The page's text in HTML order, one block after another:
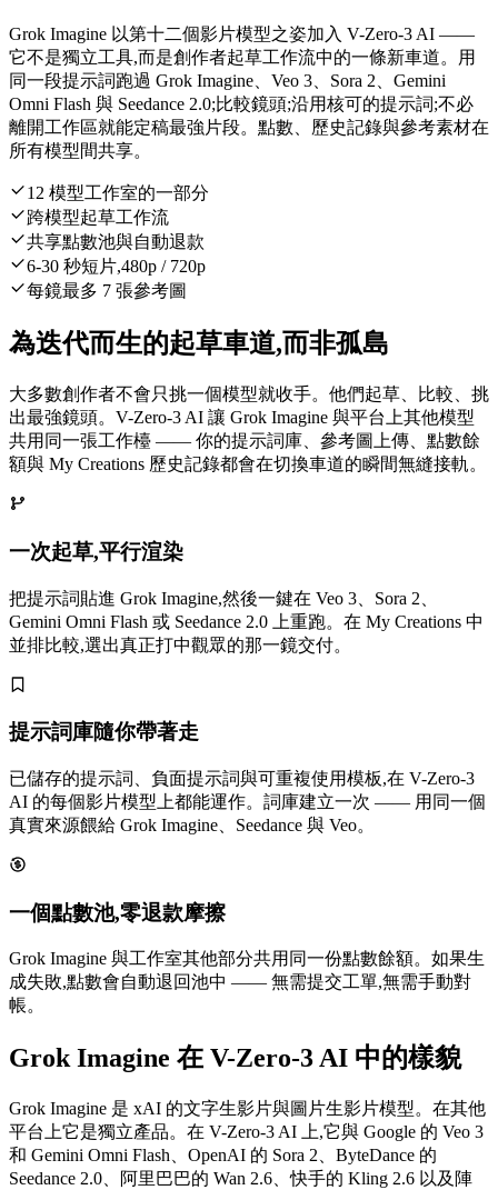
Grok Imagine 以第十二個影片模型之姿加入 V-Zero-3 AI ——
它不是獨立工具,而是創作者起草工作流中的一條新車道。用
同一段提示詞跑過 Grok Imagine、Veo 3、Sora 2、Gemini
Omni Flash 與 Seedance 2.0;比較鏡頭;沿用核可的提示詞;不必
離開工作區就能定稿最強片段。點數、歷史記錄與參考素材在
所有模型間共享。
12 模型工作室的一部分
跨模型起草工作流
共享點數池與自動退款
6-30 秒短片,480p / 720p
每鏡最多 7 張參考圖
為迭代而生的起草車道,而非孤島
大多數創作者不會只挑一個模型就收手。他們起草、比較、挑
出最強鏡頭。V-Zero-3 AI 讓 Grok Imagine 與平台上其他模型
共用同一張工作檯 —— 你的提示詞庫、參考圖上傳、點數餘
額與 My Creations 歷史記錄都會在切換車道的瞬間無縫接軌。
一次起草,平行渲染
把提示詞貼進 Grok Imagine,然後一鍵在 Veo 3、Sora 2、
Gemini Omni Flash 或 Seedance 2.0 上重跑。在 My Creations 中
並排比較,選出真正打中觀眾的那一鏡交付。
提示詞庫隨你帶著走
已儲存的提示詞、負面提示詞與可重複使用模板,在 V-Zero-3
AI 的每個影片模型上都能運作。詞庫建立一次 —— 用同一個
真實來源餵給 Grok Imagine、Seedance 與 Veo。
一個點數池,零退款摩擦
Grok Imagine 與工作室其他部分共用同一份點數餘額。如果生
成失敗,點數會自動退回池中 —— 無需提交工單,無需手動對
帳。
Grok Imagine 在 V-Zero-3 AI 中的樣貌
Grok Imagine 是 xAI 的文字生影片與圖片生影片模型。在其他
平台上它是獨立產品。在 V-Zero-3 AI 上,它與 Google 的 Veo 3
和 Gemini Omni Flash、OpenAI 的 Sora 2、ByteDance 的
Seedance 2.0、阿里巴巴的 Wan 2.6、快手的 Kling 2.6 以及陣